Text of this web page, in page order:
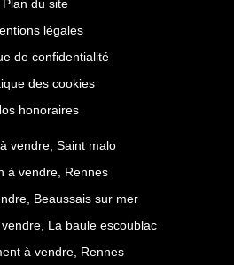
Plan du site
légales
de confidentialité
des cookies
honoraires
vendre, Saint malo
à vendre, Rennes
Beaussais sur mer
La baule escoublac
à vendre, Rennes